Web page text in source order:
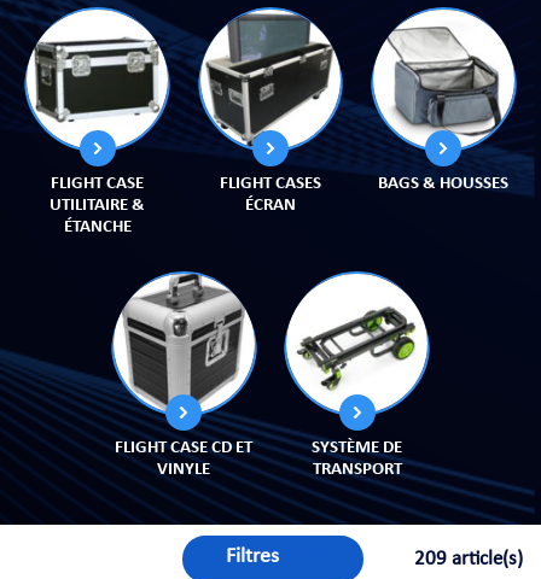
FLIGHT CASE
UTILITAIRE &
ÉTANCHE
FLIGHT CASES
ÉCRAN
BAGS & HOUSSES
FLIGHT CASE CD ET
VINYLE
SYSTÈME DE
TRANSPORT
Filtres 209 article(s)